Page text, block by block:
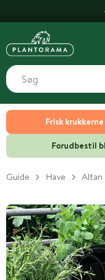
Frisk
Forudbestil
Guide Have Altan